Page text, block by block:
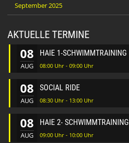
September 2025
AKTUELLE TERMINE
08
AUG
HAIE 1-SCHWIMMTRAINING
08:00 Uhr - 09:00 Uhr
08
AUG
SOCIAL RIDE
08:30 Uhr - 13:00 Uhr
08
AUG
HAIE 2- SCHWIMMTRAINING
09:00 Uhr - 10:00 Uhr